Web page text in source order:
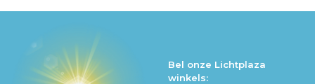
Bel onze Lichtplaza
winkels: